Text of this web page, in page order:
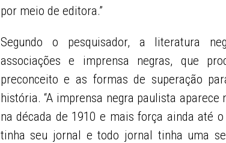
por meio de editora.”
Segundo o pesquisador, a literatura
associações e imprensa negras, que
preconceito e as formas de superação
história. “A imprensa negra paulista
na década de 1910 e mais força ainda até
tinha seu jornal e todo jornal tinha uma